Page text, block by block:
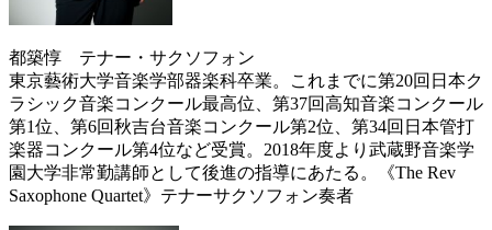
都築惇 テナー・サクソフォン
東京藝術大学音楽学部器楽科卒業。これまでに第20回日本ク
ラシック音楽コンクール最高位、第37回高知音楽コンクール
第1位、第6回秋吉台音楽コンクール第2位、第34回日本管打
楽器コンクール第4位など受賞。2018年度より武蔵野音楽学
園大学非常勤講師として後進の指導にあたる。《The Rev
Saxophone Quartet》テナーサクソフォン奏者